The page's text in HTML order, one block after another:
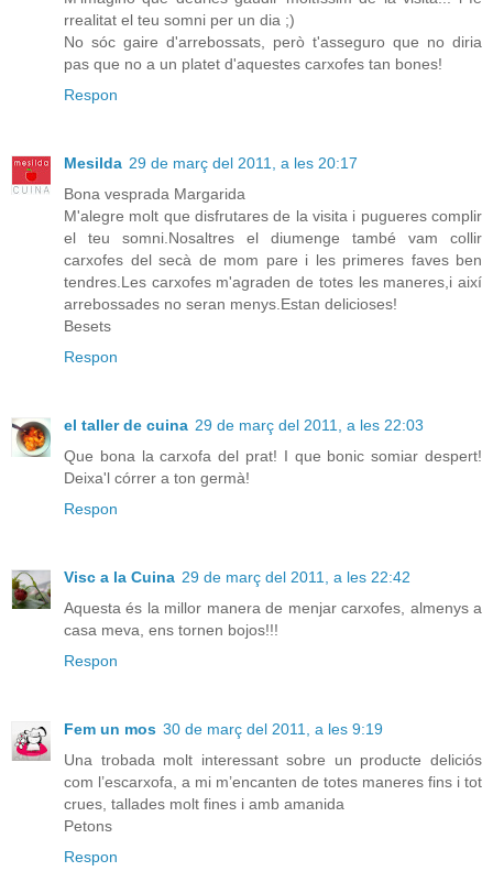
rrealitat el teu somni per un dia ;)
No sóc gaire d'arrebossats, però t'asseguro que no diria
pas que no a un platet d'aquestes carxofes tan bones!
Respon
Mesilda 29 de març del 2011, a les 20:17
Bona vesprada Margarida
M'alegre molt que disfrutares de la visita i pugueres complir
el teu somni.Nosaltres el diumenge també vam collir
carxofes del secà de mom pare i les primeres faves ben
tendres.Les carxofes m'agraden de totes les maneres,i així
arrebossades no seran menys.Estan delicioses!
Besets
Respon
el taller de cuina 29 de març del 2011, a les 22:03
Que bona la carxofa del prat! I que bonic somiar despert!
Deixa'l córrer a ton germà!
Respon
Visc a la Cuina 29 de març del 2011, a les 22:42
Aquesta és la millor manera de menjar carxofes, almenys a
casa meva, ens tornen bojos!!!
Respon
Fem un mos 30 de març del 2011, a les 9:19
Una trobada molt interessant sobre un producte deliciós
com l’escarxofa, a mi m’encanten de totes maneres fins i tot
crues, tallades molt fines i amb amanida
Petons
Respon